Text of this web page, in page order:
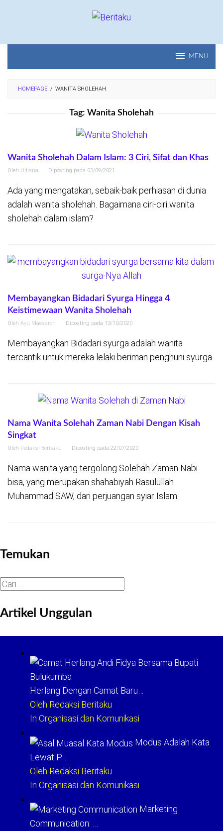
MENU
HOMEPAGE / WANITA SHOLEHAH
Tag: Wanita Sholehah
Wanita Sholehah Dalam Islam: 3 Ciri, Sifat dan Khas
Oleh Ulfiana Diposting pada 03/09/2021
Ada yang mengatakan, sebaik-baik perhiasan di dunia
adalah wanita sholehah. Bagaimana ciri-ciri wanita
sholehah dalam islam?
Membayangkan Bidadari Syurga Hingga 4
Keistimewaan Wanita Sholehah
Oleh Ayu Maesaroh Diposting pada 13/10/2020
Membayangkan Bidadari syurga adalah wanita
tercantik untuk mereka lelaki beriman penghuni syurga.
Nama Wanita Solehah Zaman Nabi Dengan Kisah
Singkat
Oleh Redaksi Beritaku Diposting pada 22/07/2020
Nama wanita yang tergolong Solehah Zaman Nabi
bisa, yang merupakan shahabiyah Rasulullah
Muhammad SAW, dari perjuangan syiar Islam
Temukan
Cari
Artikel Unggulan
Herlang Dengan Camat Baru…
Oleh Redaksi Beritaku
In Organisasi dan Komunikasi
Modus Adalah Kata
Lewat P…
Oleh Redaksi Beritaku
In Organisasi dan Komunikasi
Marketing
Communication: …